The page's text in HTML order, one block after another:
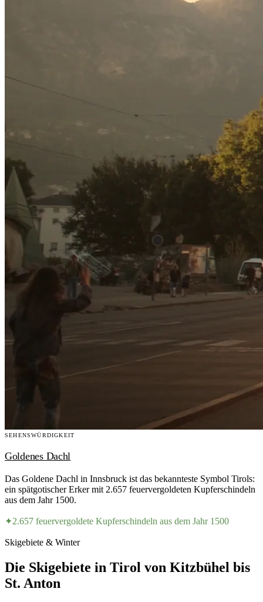
SEHENSWÜRDIGKEIT
Goldenes Dachl
Das Goldene Dachl in Innsbruck ist das bekannteste Symbol Tirols:
ein spätgotischer Erker mit 2.657 feuervergoldeten Kupferschindeln
aus dem Jahr 1500.
✦2.657 feuervergoldete Kupferschindeln aus dem Jahr 1500
Skigebiete & Winter
Die Skigebiete in Tirol von Kitzbühel bis
St. Anton